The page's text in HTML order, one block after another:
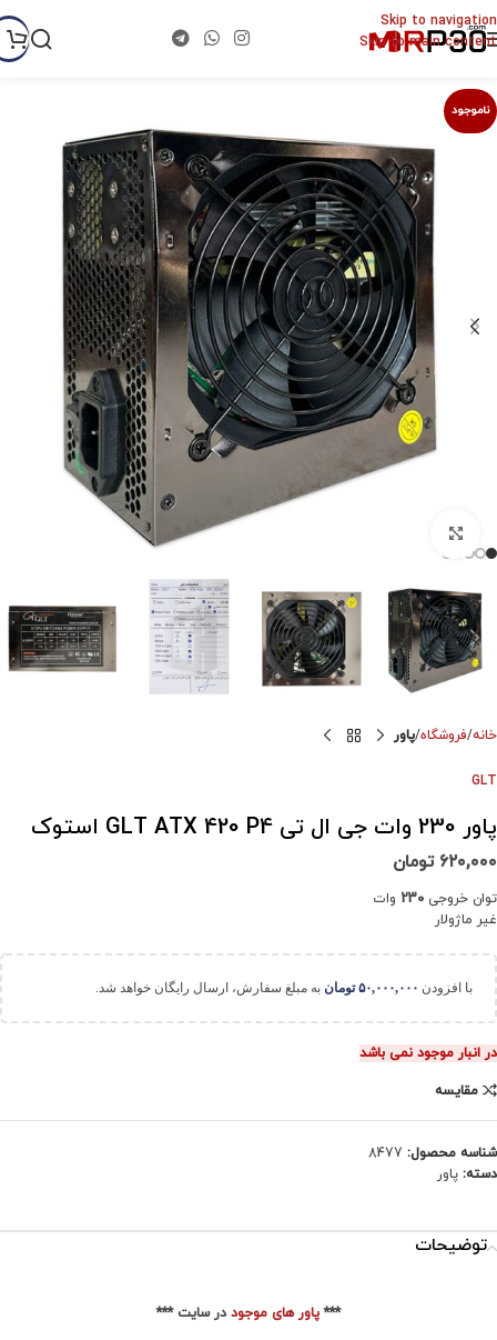
Skip to navigation
Skip to main content
ناموجود
خانه فروشگاه پاور
GLT
پاور 230 وات جی ال تی GLT ATX 420 P4 استوک
۶۲۰,۰۰۰ تومان
توان خروجی 230 وات
غیر ماژولار
با افزودن ۵۰,۰۰۰,۰۰۰ تومان به مبلغ سفارش، ارسال رایگان خواهد شد.
در انبار موجود نمی باشد
مقایسه
شناسه محصول: 8477
دسته: پاور
توضیحات
***پاور های موجود در سایت ***